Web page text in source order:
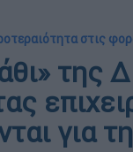
στις
της
για